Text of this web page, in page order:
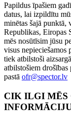
Papildus īpašiem
datus, lai izpildītu
minētas šajā punktā,
Republikas, Eiropas
mēs nosūtīsim jūsu
visus nepieciešamos
tiek atbilstoši
atbilstošiem drošības
pastā ofr@spector.lv
CIK ILGI MĒS